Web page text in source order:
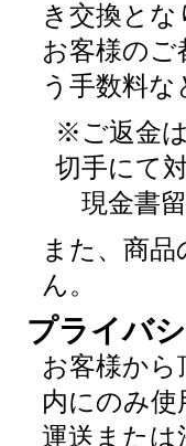
き交換と
お客様のご
う手数料
※ご返金
切手にて
現金書
また、商
ん。
プライバ
お客様か
内にのみ
運送または